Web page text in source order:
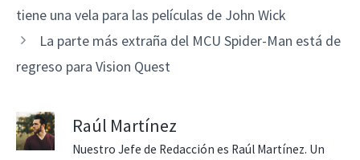
tiene una vela para las películas de John Wick
La parte más extraña del MCU Spider-Man está de
regreso para Vision Quest
Raúl Martínez
Nuestro Jefe de Redacción es Raúl Martínez. Un